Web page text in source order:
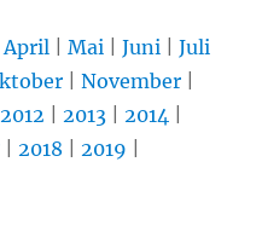
April |Mai |Juni |Juli
|November
2012 |2013 |2014
|2018 |2019